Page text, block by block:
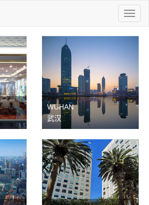
WUHAN
武汉